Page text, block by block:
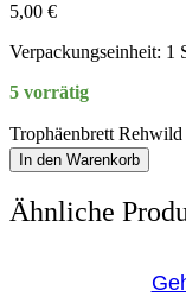
5,00 €
Verpackungseinheit: 1
5 vorrätig
Trophäenbrett
In den Warenkorb
Ähnliche